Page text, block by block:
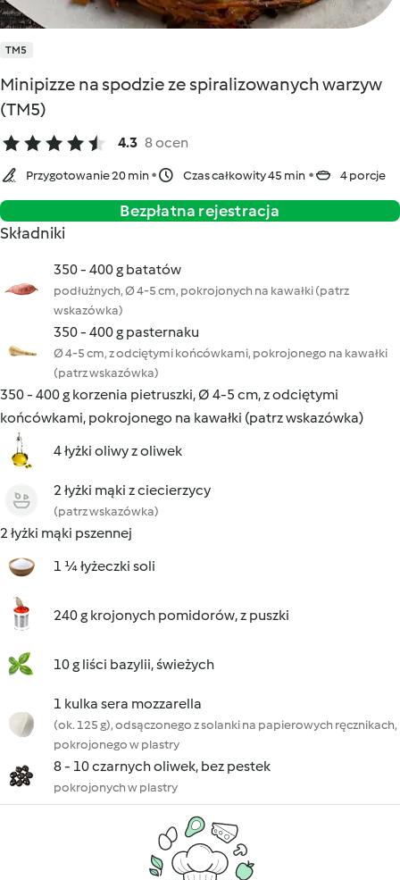
TM5
Minipizze na spodzie ze spiralizowanych warzyw
(TM5)
4.3 8 ocen
Przygotowanie 20 min Czas całkowity 45 min 4 porcje
Bezpłatna rejestracja
Składniki
350 - 400 g batatów
podłużnych, Ø 4-5 cm, pokrojonych na kawałki (patrz
wskazówka)
350 - 400 g pasternaku
Ø 4-5 cm, z odciętymi końcówkami, pokrojonego na kawałki
(patrz wskazówka)
350 - 400 g korzenia pietruszki, Ø 4-5 cm, z odciętymi
końcówkami, pokrojonego na kawałki (patrz wskazówka)
4 łyżki oliwy z oliwek
2 łyżki mąki z ciecierzycy
(patrz wskazówka)
2 łyżki mąki pszennej
1 ¼ łyżeczki soli
240 g krojonych pomidorów, z puszki
10 g liści bazylii, świeżych
1 kulka sera mozzarella
(ok. 125 g), odsączonego z solanki na papierowych ręcznikach,
pokrojonego w plastry
8 - 10 czarnych oliwek, bez pestek
pokrojonych w plastry